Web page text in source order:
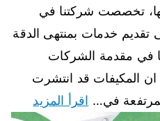
لها، تخصصت شركتنا في
خدمات بمنتهى الدقة
في مقدمة الشركات
ان المكيفات قد انتشرت
في… اقرأ المزيد